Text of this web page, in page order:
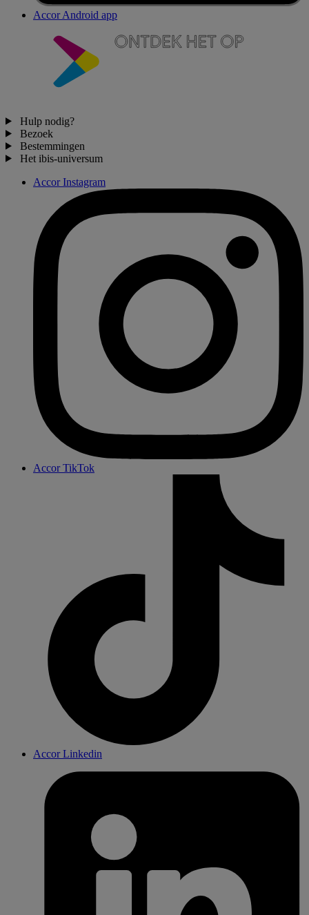
Accor Android app
Hulp nodig?
Bezoek
Bestemmingen
Het ibis-universum
Accor Instagram
Accor TikTok
Accor Linkedin